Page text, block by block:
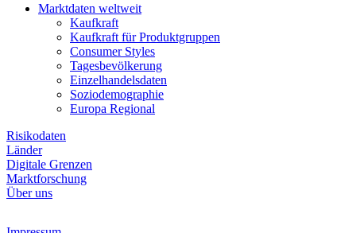
Marktdaten weltweit
Kaufkraft
Kaufkraft für Produktgruppen
Consumer Styles
Tagesbevölkerung
Einzelhandelsdaten
Soziodemographie
Europa Regional
Risikodaten
Länder
Digitale Grenzen
Marktforschung
Über uns